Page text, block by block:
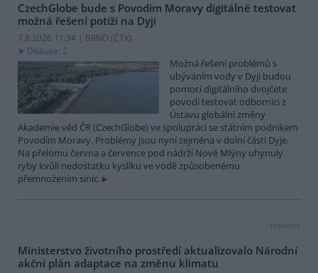
CzechGlobe bude s Povodím Moravy digitálně testovat
možná řešení potíží na Dyji
7.8.2026 11:34 | BRNO (ČTK)
Diskuse: 2
Možná řešení problémů s
ubýváním vody v Dyji budou
pomocí digitálního dvojčete
povodí testovat odborníci z
Ústavu globální změny
Akademie věd ČR (CzechGlobe) ve spolupráci se státním podnikem
Povodím Moravy. Problémy jsou nyní zejména v dolní části Dyje.
Na přelomu června a července pod nádrží Nové Mlýny uhynuly
ryby kvůli nedostatku kyslíku ve vodě způsobenému
přemnožením sinic.
reklama
Ministerstvo životního prostředí aktualizovalo Národní
akční plán adaptace na změnu klimatu